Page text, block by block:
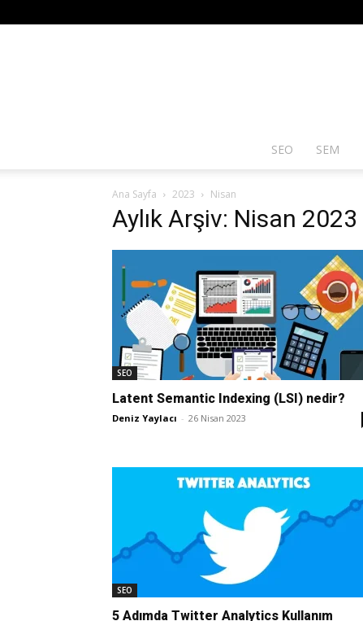
SEO SEM
Ana Sayfa 2023 Nisan
Aylık Arşiv: Nisan 2023
SEO
Latent Semantic Indexing (LSI) nedir?
Deniz Yaylacı - 26 Nisan 2023
SEO
5 Adımda Twitter Analytics Kullanım